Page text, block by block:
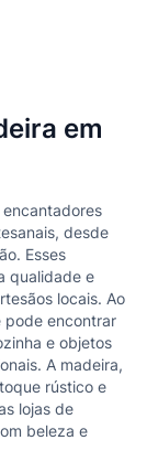
em
desde
Esses
qualidade e
locais. Ao
pode encontrar
e objetos
A madeira,
rústico e
lojas de
beleza e